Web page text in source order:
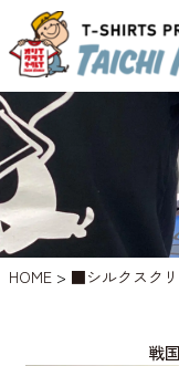
HOME > ■シルクスク
戦